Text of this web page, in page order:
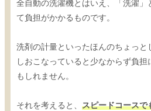
全自動の洗濯機とはいえ、「洗濯」
て負担がかかるものです。
洗剤の計量といったほんのちょっと
しおこなっていると少なからず負
もしれません。
それを考えると、 スピードコースで